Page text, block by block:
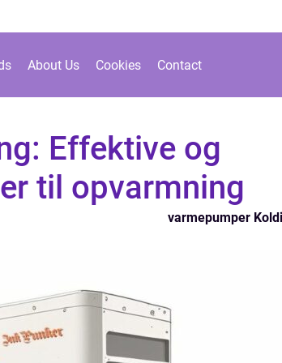
About Us Cookies Contact
Effektive og
til opvarmning
varmepumper